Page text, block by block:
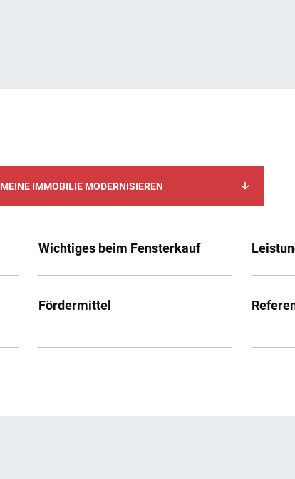
MEINE IMMOBILIE MODERNISIEREN
Wichtiges beim Fensterkauf
Fördermittel